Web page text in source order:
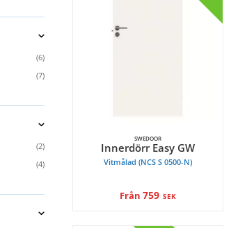
6
7
2
4
SWEDOOR
Innerdörr Easy GW
Vitmålad (NCS S 0500-N)
Från 759 SEK